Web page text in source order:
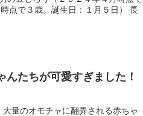
点で３歳。誕生日：１月５日） 長
んたちが可愛すぎました！
量のオモチャに翻弄される赤ちゃ